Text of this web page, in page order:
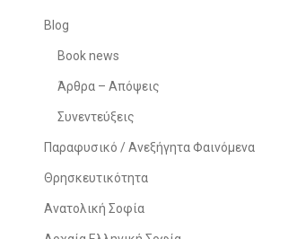
Blog
Book news
Άρθρα – Απόψεις
Συνεντεύξεις
Παραφυσικό / Ανεξήγητα Φαινόμενα
Θρησκευτικότητα
Ανατολική Σοφία